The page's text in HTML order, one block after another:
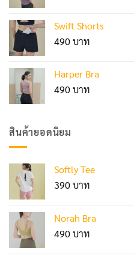
Swift Shorts
490
Harper Bra
490
สินค้ายอดนิยม
Softly Tee
390
Norah Bra
490